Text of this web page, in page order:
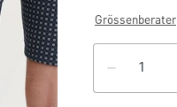
Grössenberater